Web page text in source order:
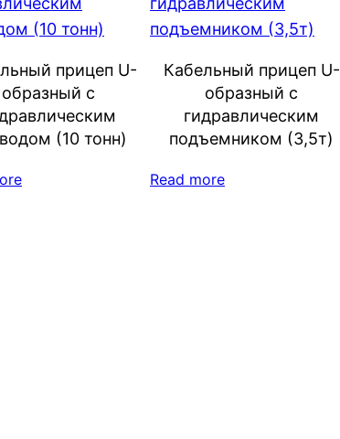
прицеп U-
образный с
(10 тонн)
Кабельный прицеп U-
образный с
гидравлическим
подъемником (3,5т)
Read more